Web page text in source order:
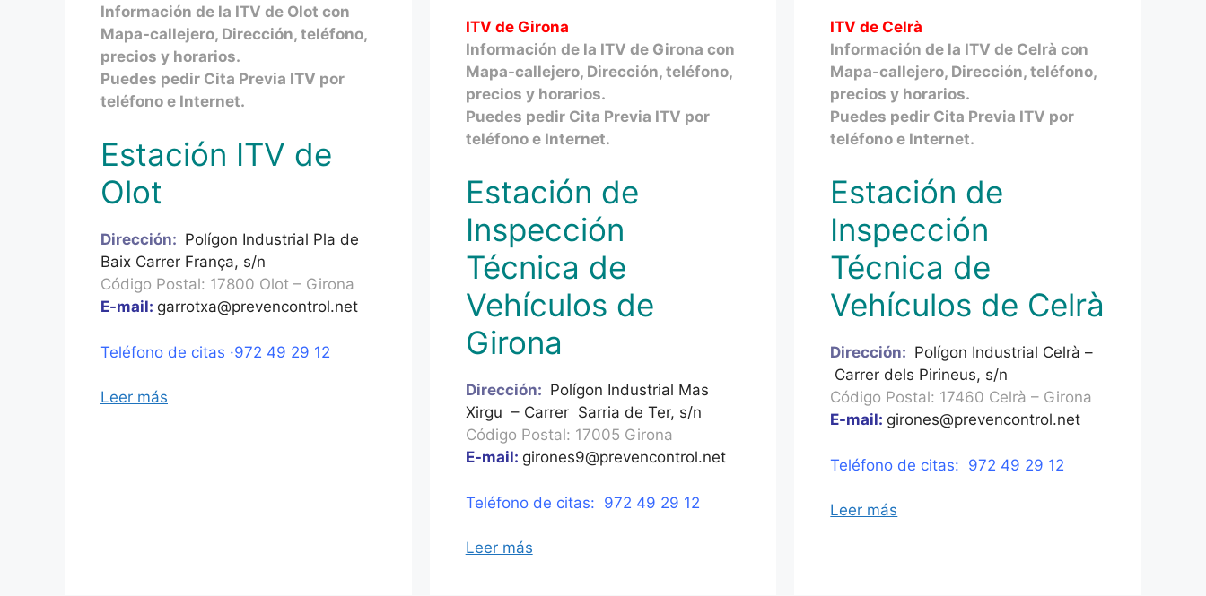
Información de la ITV de Olot con
Mapa-callejero, Dirección, teléfono,
precios y horarios.
Puedes pedir Cita Previa ITV por
teléfono e Internet.
Estación ITV de
Olot
Dirección: Polígon Industrial Pla de
Baix Carrer França, s/n
Código Postal: 17800 Olot – Girona
E-mail: garrotxa@prevencontrol.net
Teléfono de citas ·972 49 29 12
Leer más
ITV de Girona
Información de la ITV de Girona con
Mapa-callejero, Dirección, teléfono,
precios y horarios.
Puedes pedir Cita Previa ITV por
teléfono e Internet.
Estación de
Inspección
Técnica de
Vehículos de
Girona
Dirección: Polígon Industrial Mas
Xirgu – Carrer Sarria de Ter, s/n
Código Postal: 17005 Girona
E-mail: girones9@prevencontrol.net
Teléfono de citas: 972 49 29 12
Leer más
ITV de Celrà
Información de la ITV de Celrà con
Mapa-callejero, Dirección, teléfono,
precios y horarios.
Puedes pedir Cita Previa ITV por
teléfono e Internet.
Estación de
Inspección
Técnica de
Vehículos de Celrà
Dirección: Polígon Industrial Celrà –
Carrer dels Pirineus, s/n
Código Postal: 17460 Celrà – Girona
E-mail: girones@prevencontrol.net
Teléfono de citas: 972 49 29 12
Leer más